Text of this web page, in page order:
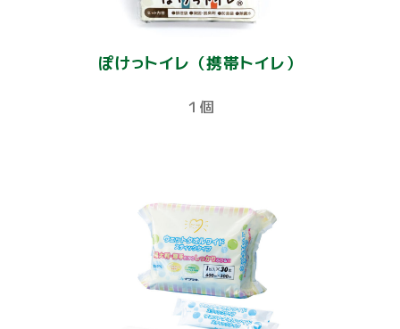
ぽけっトイレ（携帯トイレ）
１個